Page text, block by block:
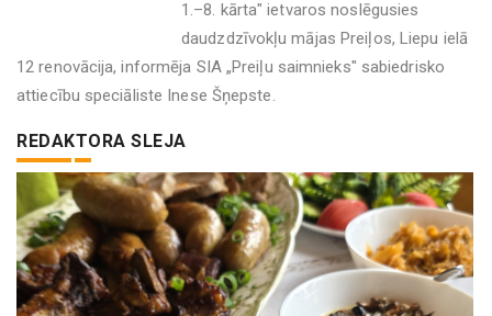
1.–8. kārta" ietvaros noslēgusies
daudzdzīvokļu mājas Preiļos, Liepu ielā
12 renovācija, informēja SIA „Preiļu saimnieks" sabiedrisko
attiecību speciāliste Inese Šņepste.
REDAKTORA SLEJA